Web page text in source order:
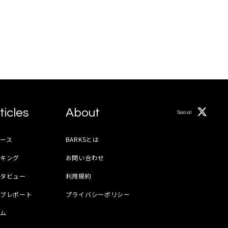
ス
ング
ビュー
レポート
About
BARKSとは
お問い合わせ
利用規約
プライバシーポリシー
Social